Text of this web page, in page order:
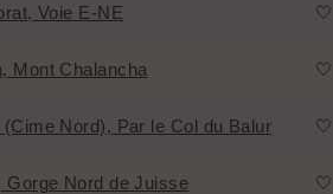
🤍
Voie E-NE
🤍
Mont Chalancha
🤍
Nord), Par le Col du Balur
🤍
Gorge Nord de Juisse